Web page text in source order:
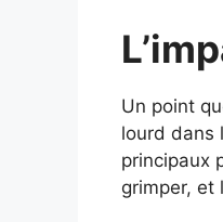
Un point
lourd dans
principaux
grimper, et